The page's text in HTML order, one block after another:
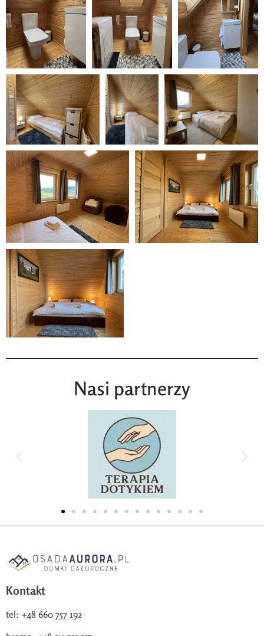
Nasi partnerzy
Kontakt
tel: +48 660 757 192